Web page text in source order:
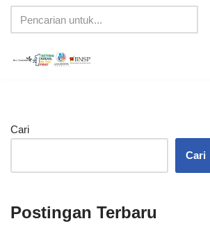
Lompat
Cari
Cari
Postingan Terbaru